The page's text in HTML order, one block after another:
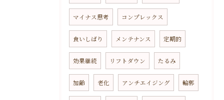
マイナス思考 コンプレックス
食いしばり メンテナンス 定期的
効果継続 リフトダウン たるみ
加齢 老化 アンチエイジング 輪郭